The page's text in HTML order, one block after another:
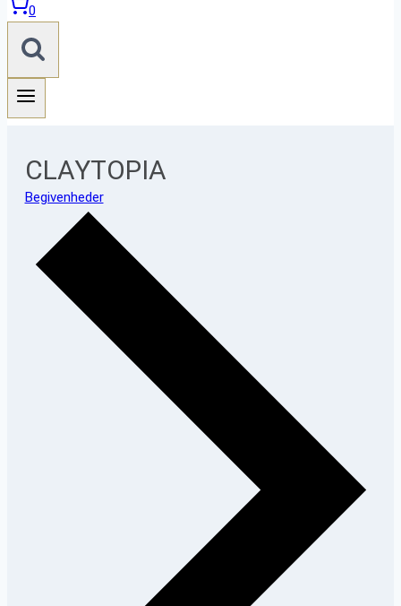
0
CLAYTOPIA
Begivenheder